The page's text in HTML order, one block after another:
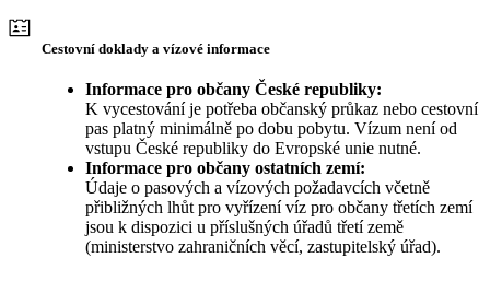
Cestovní doklady a vízové informace
Informace pro občany České republiky:
K vycestování je potřeba občanský průkaz nebo cestovní
pas platný minimálně po dobu pobytu. Vízum není od
vstupu České republiky do Evropské unie nutné.
Informace pro občany ostatních zemí:
Údaje o pasových a vízových požadavcích včetně
přibližných lhůt pro vyřízení víz pro občany třetích zemí
jsou k dispozici u příslušných úřadů třetí země
(ministerstvo zahraničních věcí, zastupitelský úřad).